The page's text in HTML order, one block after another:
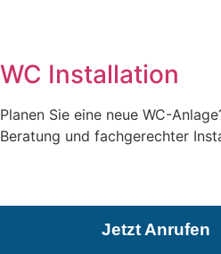
WC Installation
Planen Sie eine neue WC-
Beratung und fachgerechter
Jetzt Anrufen